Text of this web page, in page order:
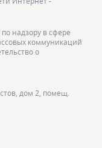
надзору в сфере
коммуникаций
о
дом 2, помещ.